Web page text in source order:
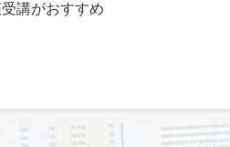
講がおすすめ